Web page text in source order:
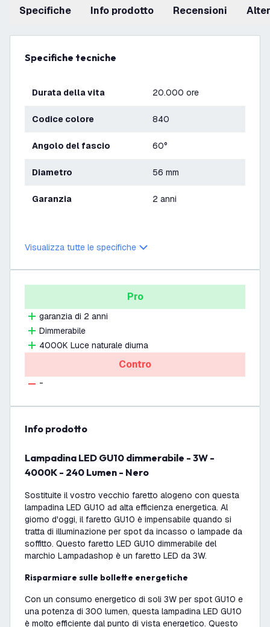
Specifiche info prodotto recensioni
Specifiche tecniche
Durata della vita 20.000 ore
Codice colore 840
Angolo del fascio 60°
Diametro 56 mm
Garanzia 2 anni
Visualizza tutte le specifiche
Pro
garanzia di 2 anni
Dimmerabile
4000K Luce naturale diurna
Contro
-
info prodotto
Lampadina LED GU10 dimmerabile - 3W -
4000K - 240 Lumen - Nero
Sostituite il vostro vecchio faretto alogeno con questa
lampadina LED GU10 ad alta efficienza energetica. Al
giorno d'oggi, il faretto GU10 è impensabile quando si
tratta di illuminazione per spot da incasso o lampade da
soffitto. Questo faretto LED GU10 dimmerabile del
marchio Lampadashop è un faretto LED da 3W.
Risparmiare sulle bollette energetiche
Con un consumo energetico di soli 3W per spot GU10 e
una potenza di 300 lumen, questa lampadina LED GU10
è molto efficiente dal punto di vista energetico. Questo